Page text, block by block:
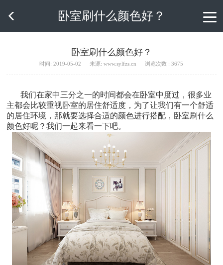
 卧室刷什么颜色好？
卧室刷什么颜色好？
时间: 2019-05-02 来源: www.sylfzs.cn 浏览次数 : 3675
我们在家中三分之一的时间都会在卧室中度过，很多业
主都会比较重视卧室的居住舒适度，为了让我们有一个舒适
的居住环境，那就要选择合适的颜色进行搭配，卧室刷什么
颜色好呢？我们一起来看一下吧。